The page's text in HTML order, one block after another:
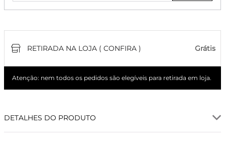
RETIRADA NA LOJA ( CONFIRA ) Grátis
Atenção: nem todos os pedidos são elegíveis para retirada em loja.
DETALHES DO PRODUTO